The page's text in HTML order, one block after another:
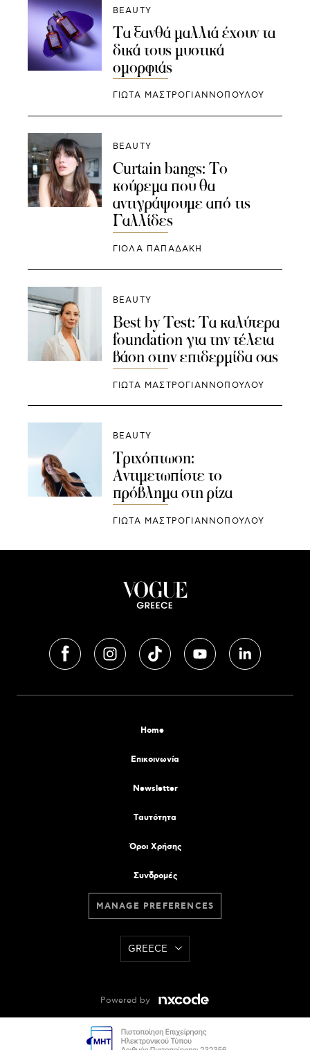
BEAUTY
Τα ξανθά μαλλιά έχουν τα
δικά τους μυστικά
ομορφιάς
ΓΙΩΤΑ ΜΑΣΤΡΟΓΙΑΝΝΟΠΟΥΛΟΥ
BEAUTY
Curtain bangs: Το
κούρεμα που θα
αντιγράψουμε από τις
Γαλλίδες
ΓΙΌΛΑ ΠΑΠΑΔΆΚΗ
BEAUTY
Best by Test: Τα καλύτερα
foundation για την τέλεια
βάση στην επιδερμίδα σας
ΓΙΩΤΑ ΜΑΣΤΡΟΓΙΑΝΝΟΠΟΥΛΟΥ
BEAUTY
Τριχόπτωση:
Αντιμετωπίστε το
πρόβλημα στη ρίζα
ΓΙΩΤΑ ΜΑΣΤΡΟΓΙΑΝΝΟΠΟΥΛΟΥ
Home
Επικοινωνία
Newsletter
Tαυτότητα
Όροι Χρήσης
Συνδρομές
MANAGE PREFERENCES
GREECE
Powered by